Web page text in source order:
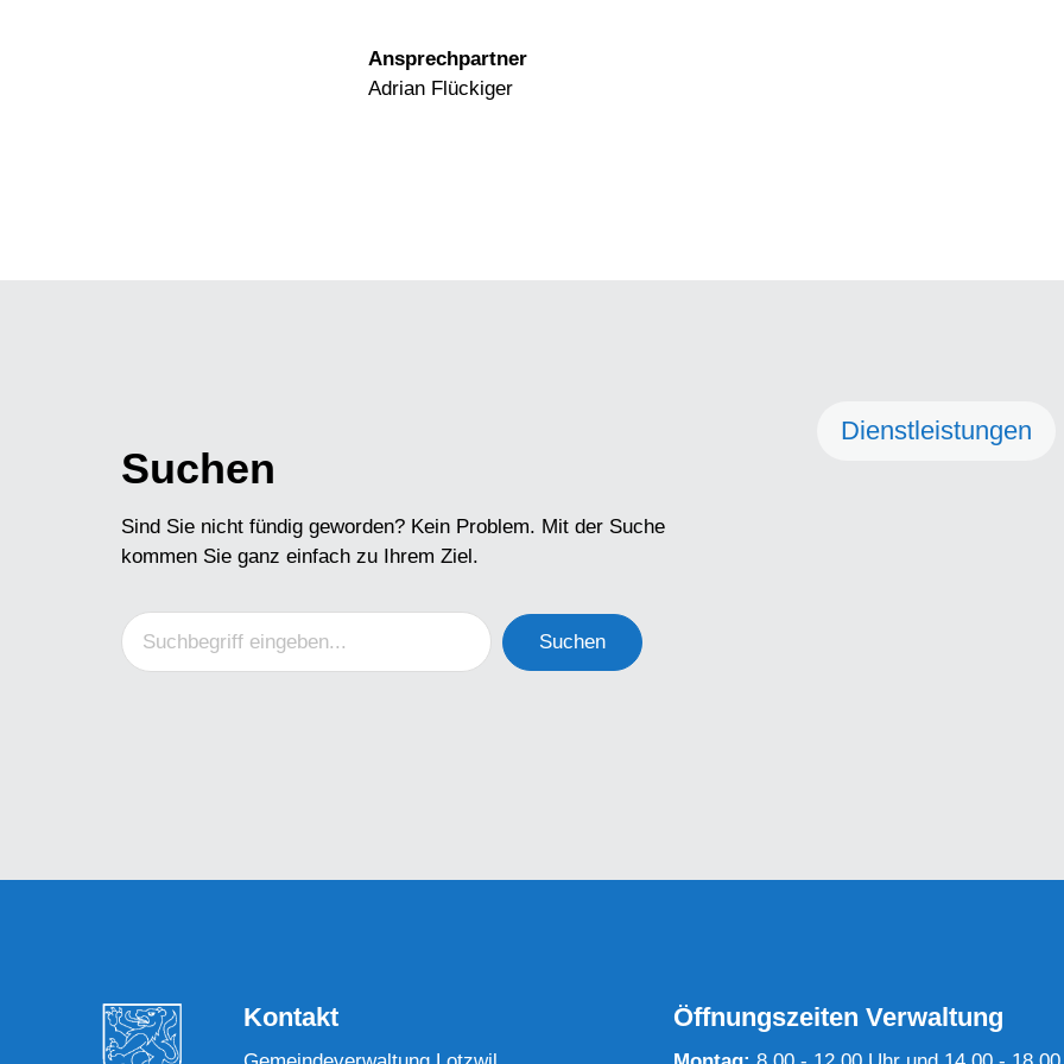
Ansprechpartner
Adrian Flückiger
Suchen
Sind Sie nicht fündig geworden? Kein Problem. Mit der Suche
kommen Sie ganz einfach zu Ihrem Ziel.
Suchen
Dienstleistungen
Kontakt Öffnungszeiten Verwaltung